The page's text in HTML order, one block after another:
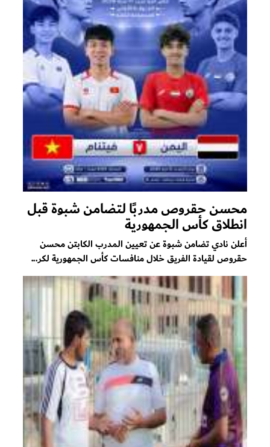
محسن حقروص مدربًا لتضامن شبوة قبل
انطلاق كأس الجمهورية
أعلن نادي تضامن شبوة عن تعيين المدرب الكابتن محسن
حقروص لقيادة الفريق خلال منافسات كأس الجمهورية لكر...